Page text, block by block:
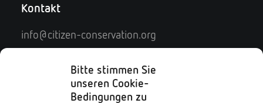
Bitte stimmen Sie
unseren Cookie-
Bedingungen zu
Kontakt
info@citizen-conservation.org
Kontaktformular
Impressum
Datenschutz